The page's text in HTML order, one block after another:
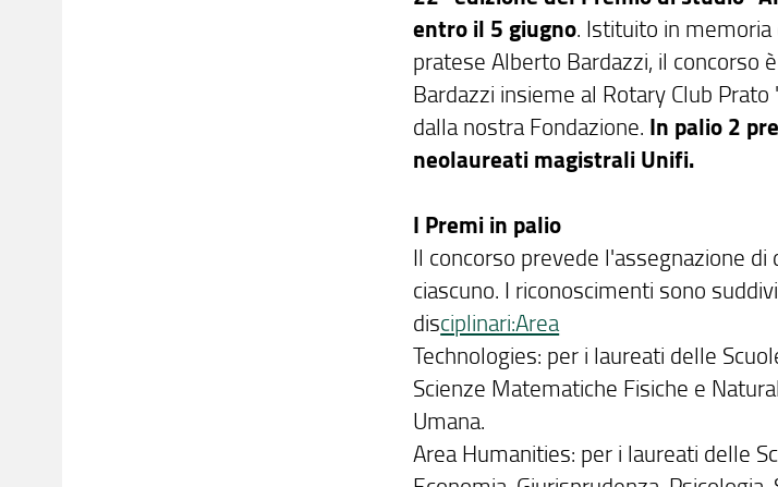
entro il 5 giugno. Istituito in
pratese Alberto Bardazzi, il concorso
Bardazzi insieme al Rotary Club
dalla nostra Fondazione. In palio 2
neolaureati magistrali Unifi.
I Premi in palio
Il concorso prevede l'assegnazione
ciascuno. I riconoscimenti sono
disciplinari:Area
Technologies: per i laureati delle
Scienze Matematiche Fisiche e
Umana.
Area Humanities: per i laureati delle